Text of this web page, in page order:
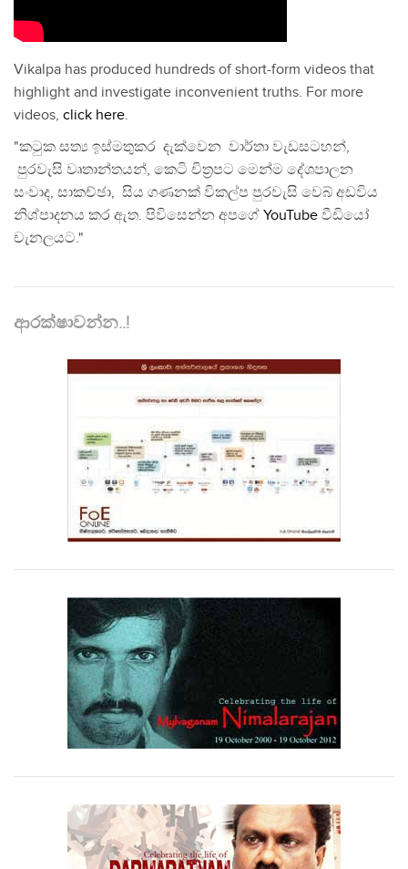
Vikalpa has produced hundreds of short-form videos that
highlight and investigate inconvenient truths. For more
videos, click here.
"කටුක සත්‍ය ඉස්මතුකර දැක්වෙන වාර්තා වැඩසටහන්,
පුරවැසි වෘතාන්තයන්, කෙටි චිත්‍රපට මෙන්ම දේශපාලන
සංවාද, සාකච්ඡා, සිය ගණනක් විකල්ප පුරවැසි වෙබ් අඩවිය
නිශ්පාදනය කර ඇත. පිවිසෙන්න අපගේ YouTube වීඩියෝ
චැනලයට."
ආරක්ෂාවන්න..!